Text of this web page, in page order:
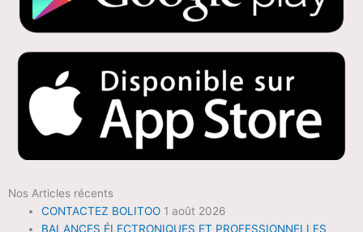
Nos Articles récents
CONTACTEZ BOLITOO 1 août 2026
BALANCES ÉLECTRONIQUES ET PROFESSIONNELLES